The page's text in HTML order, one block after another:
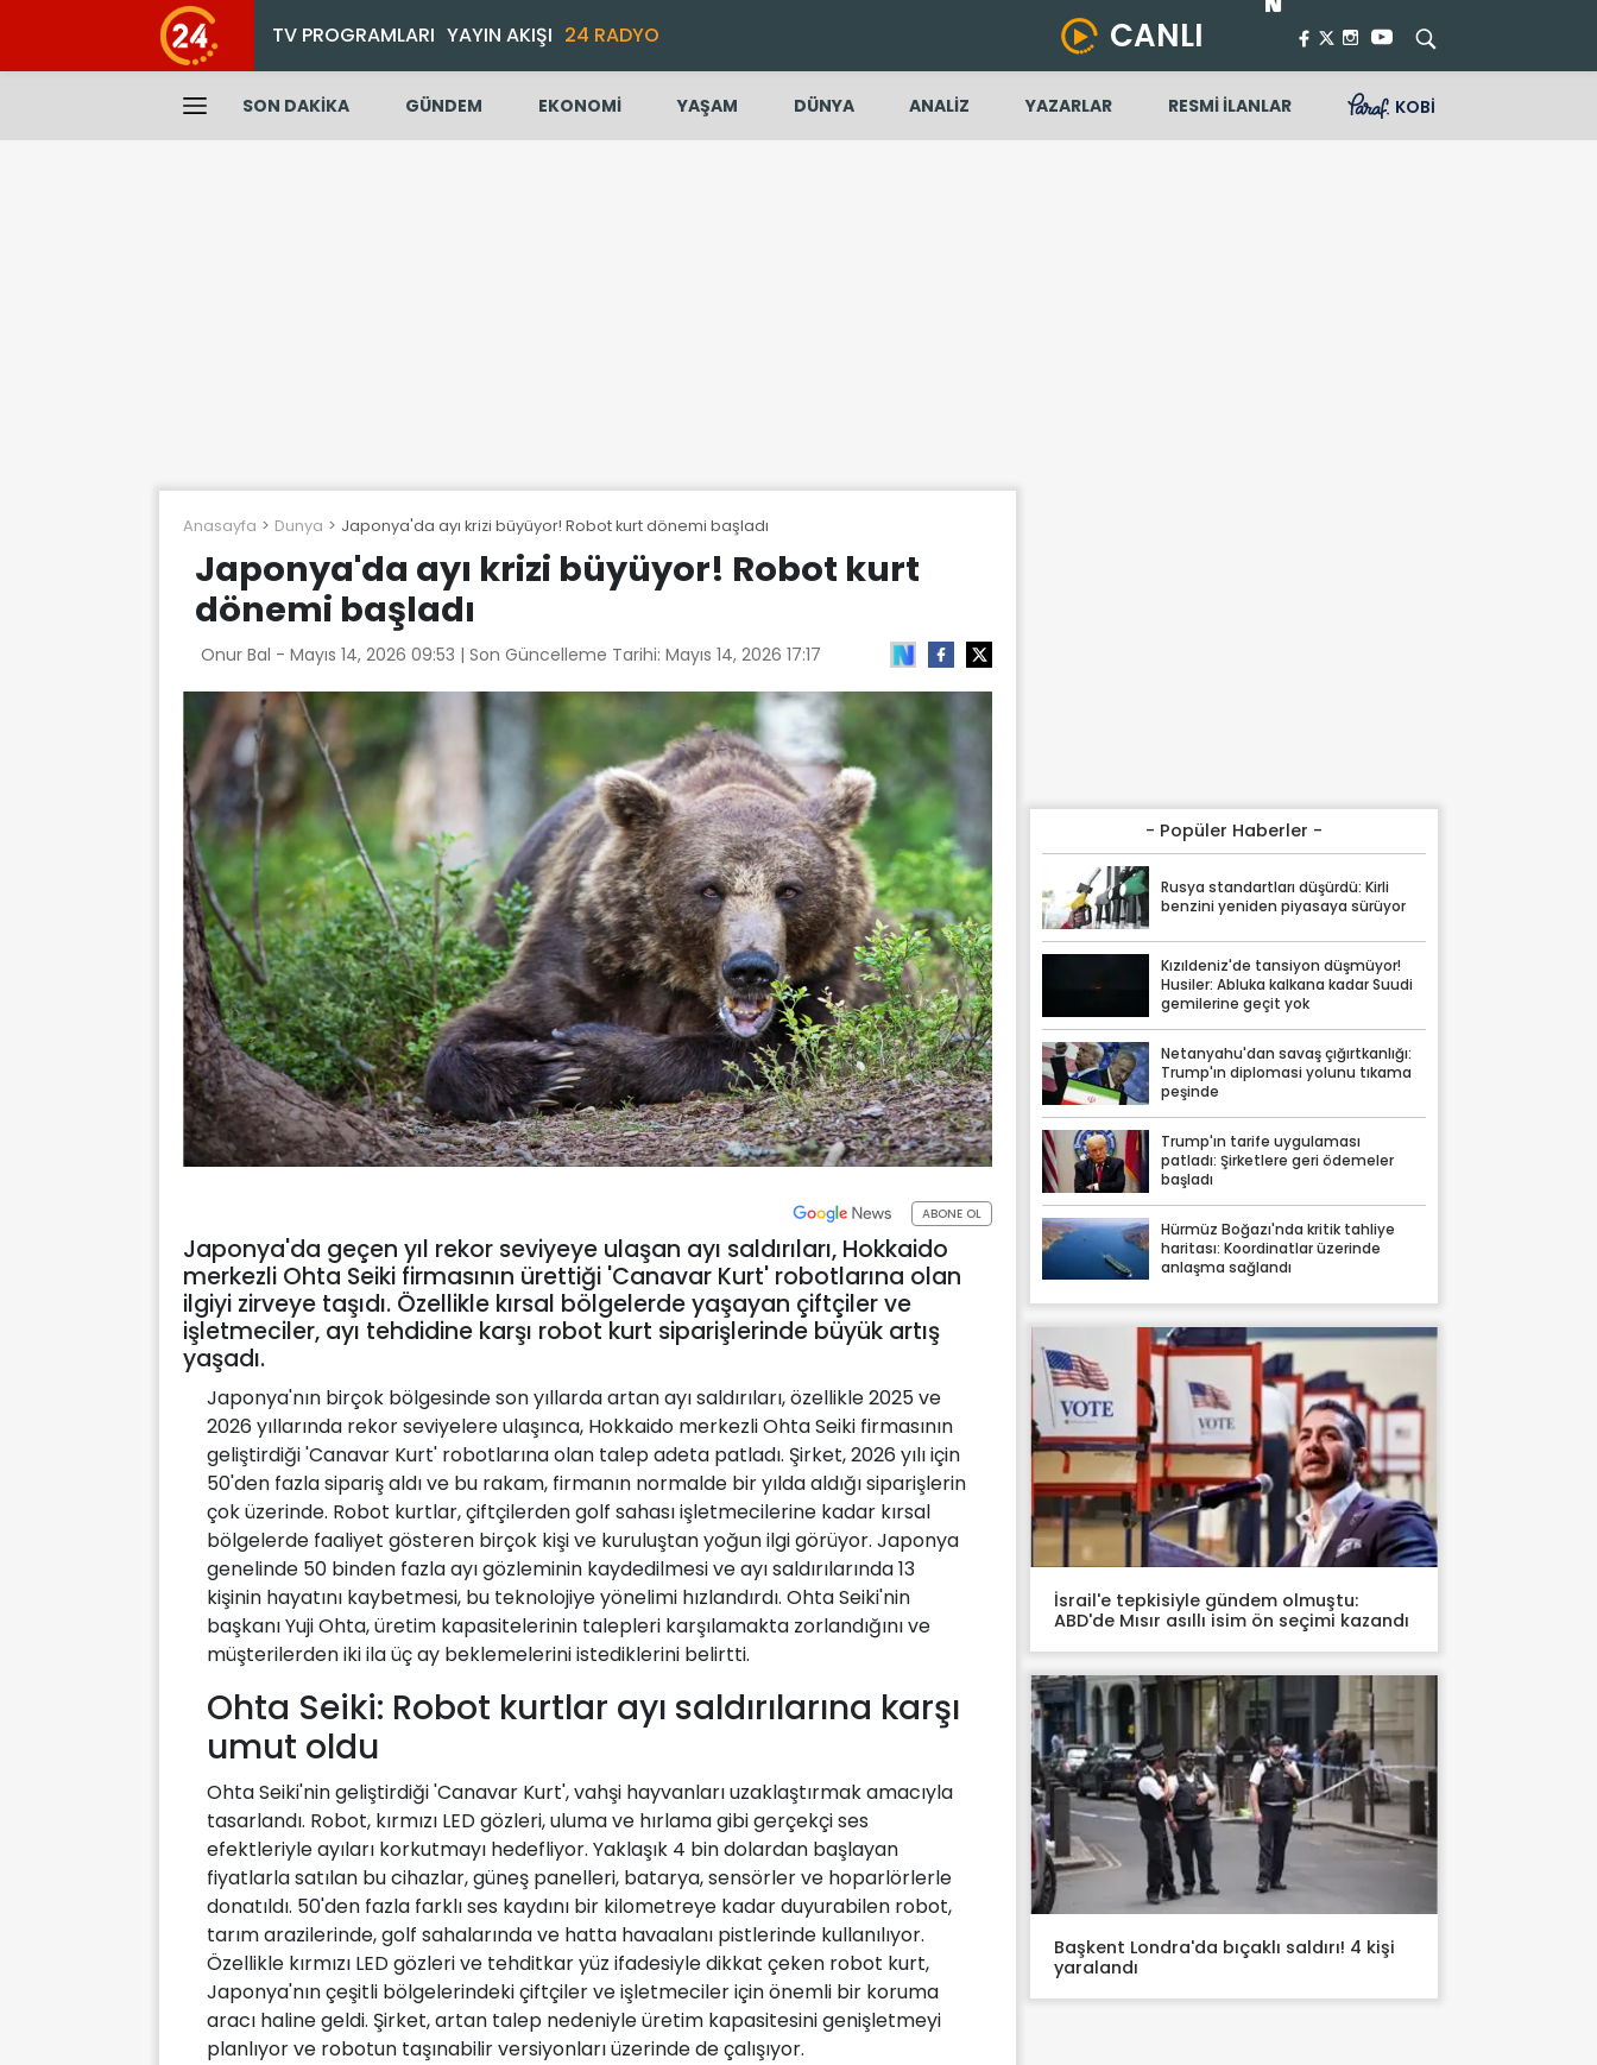
TV PROGRAMLARI YAYIN AKIŞI 24 RADYO CANLI
SON DAKİKA GÜNDEM EKONOMİ YAŞAM DÜNYA ANALİZ YAZARLAR RESMİ İLANLAR KOBİ
Anasayfa Dunya Japonya'da ayı krizi büyüyor! Robot kurt dönemi başladı
Japonya'da ayı krizi büyüyor! Robot kurt
dönemi başladı
Onur Bal - Mayıs 14, 2026 09:53 | Son Güncelleme Tarihi: Mayıs 14, 2026 17:17
ABONE OL
Japonya'da geçen yıl rekor seviyeye ulaşan ayı saldırıları, Hokkaido
merkezli Ohta Seiki firmasının ürettiği 'Canavar Kurt' robotlarına olan
ilgiyi zirveye taşıdı. Özellikle kırsal bölgelerde yaşayan çiftçiler ve
işletmeciler, ayı tehdidine karşı robot kurt siparişlerinde büyük artış
yaşadı.
Japonya'nın birçok bölgesinde son yıllarda artan ayı saldırıları, özellikle 2025 ve
2026 yıllarında rekor seviyelere ulaşınca, Hokkaido merkezli Ohta Seiki firmasının
geliştirdiği 'Canavar Kurt' robotlarına olan talep adeta patladı. Şirket, 2026 yılı için
50'den fazla sipariş aldı ve bu rakam, firmanın normalde bir yılda aldığı siparişlerin
çok üzerinde. Robot kurtlar, çiftçilerden golf sahası işletmecilerine kadar kırsal
bölgelerde faaliyet gösteren birçok kişi ve kuruluştan yoğun ilgi görüyor. Japonya
genelinde 50 binden fazla ayı gözleminin kaydedilmesi ve ayı saldırılarında 13
kişinin hayatını kaybetmesi, bu teknolojiye yönelimi hızlandırdı. Ohta Seiki'nin
başkanı Yuji Ohta, üretim kapasitelerinin talepleri karşılamakta zorlandığını ve
müşterilerden iki ila üç ay beklemelerini istediklerini belirtti.
Ohta Seiki: Robot kurtlar ayı saldırılarına karşı
umut oldu
Ohta Seiki'nin geliştirdiği 'Canavar Kurt', vahşi hayvanları uzaklaştırmak amacıyla
tasarlandı. Robot, kırmızı LED gözleri, uluma ve hırlama gibi gerçekçi ses
efektleriyle ayıları korkutmayı hedefliyor. Yaklaşık 4 bin dolardan başlayan
fiyatlarla satılan bu cihazlar, güneş panelleri, batarya, sensörler ve hoparlörlerle
donatıldı. 50'den fazla farklı ses kaydını bir kilometreye kadar duyurabilen robot,
tarım arazilerinde, golf sahalarında ve hatta havaalanı pistlerinde kullanılıyor.
Özellikle kırmızı LED gözleri ve tehditkar yüz ifadesiyle dikkat çeken robot kurt,
Japonya'nın çeşitli bölgelerindeki çiftçiler ve işletmeciler için önemli bir koruma
aracı haline geldi. Şirket, artan talep nedeniyle üretim kapasitesini genişletmeyi
planlıyor ve robotun taşınabilir versiyonları üzerinde de çalışıyor.
- Popüler Haberler -
Rusya standartları düşürdü: Kirli
benzini yeniden piyasaya sürüyor
Kızıldeniz'de tansiyon düşmüyor!
Husiler: Abluka kalkana kadar Suudi
gemilerine geçit yok
Netanyahu'dan savaş çığırtkanlığı:
Trump'ın diplomasi yolunu tıkama
peşinde
Trump'ın tarife uygulaması
patladı: Şirketlere geri ödemeler
başladı
Hürmüz Boğazı'nda kritik tahliye
haritası: Koordinatlar üzerinde
anlaşma sağlandı
İsrail'e tepkisiyle gündem olmuştu:
ABD'de Mısır asıllı isim ön seçimi kazandı
Başkent Londra'da bıçaklı saldırı! 4 kişi
yaralandı